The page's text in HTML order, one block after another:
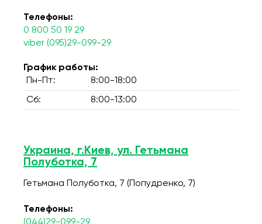
Телефоны:
0 800 50 19 29
viber (095)29-099-29
График работы:
Пн-Пт:
8:00-18:00
Сб: 8:00-13:00
Украина, г.Киев, ул. Гетьмана
Полуботка, 7
Гетьмана Полуботка, 7 (Попудренко, 7)
Телефоны: